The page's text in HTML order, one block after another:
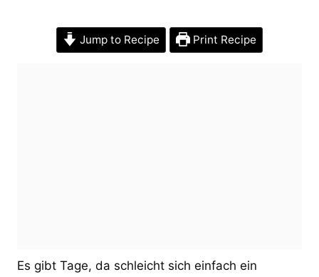
Jump to Recipe Print Recipe
Es gibt Tage, da schleicht sich einfach ein